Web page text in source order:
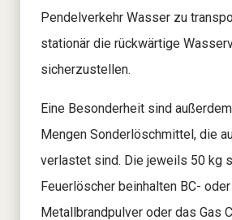
Pendelverkehr Wasser zu
stationär die rückwärtige
sicherzustellen.
Eine Besonderheit sind
Mengen Sonderlöschmittel, die
verlastet sind. Die jeweils 50 kg
Feuerlöscher beinhalten BC- oder
Metallbrandpulver oder das Gas